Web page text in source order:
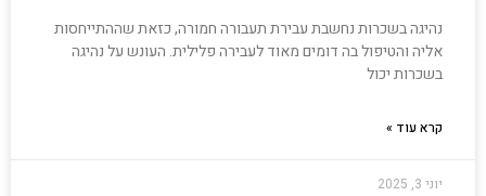
נהיגה בשכרות נחשבת עבירת תעבורה חמורה, כזאת שההתייחסות
אליה והטיפול בה דומים מאוד לעבירה פלילית. העונש על נהיגה
בשכרות יכול
קרא עוד »
יוני 3, 2025